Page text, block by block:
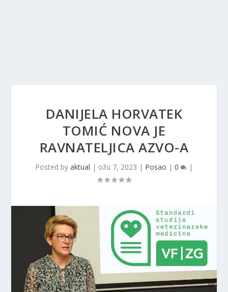
DANIJELA HORVATEK
TOMIĆ NOVA JE
RAVNATELJICA AZVO-A
Posted by aktual | ožu 7, 2023 | Posao | 0 |